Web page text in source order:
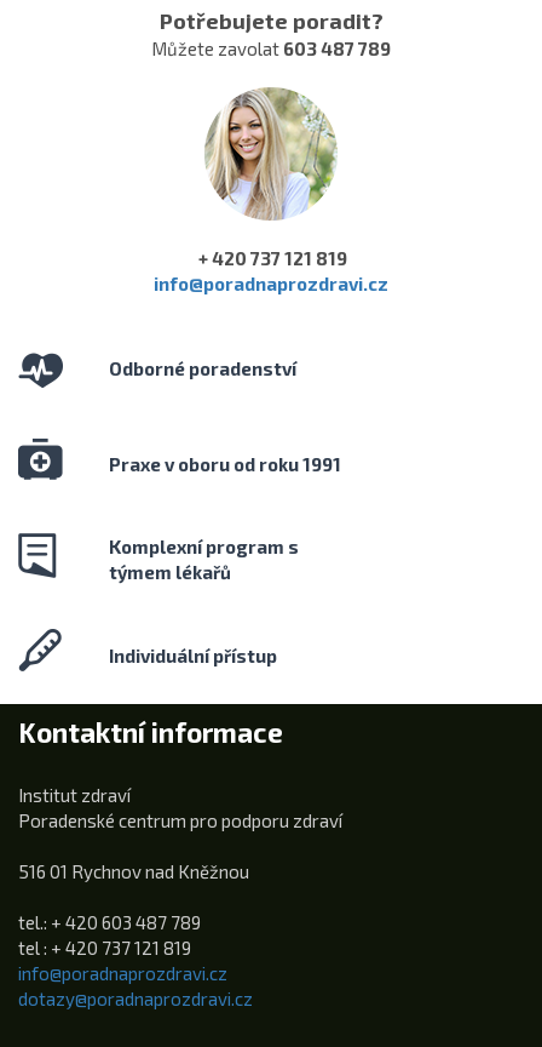
Potřebujete poradit?
Můžete zavolat 603 487 789
+ 420 737 121 819
info@poradnaprozdravi.cz
Odborné poradenství
Praxe v oboru od roku 1991
Komplexní program s
týmem lékařů
Individuální přístup
Kontaktní informace
Institut zdraví
Poradenské centrum pro podporu zdraví
516 01 Rychnov nad Kněžnou
tel.: + 420 603 487 789
tel : + 420 737 121 819
info@poradnaprozdravi.cz
dotazy@poradnaprozdravi.cz